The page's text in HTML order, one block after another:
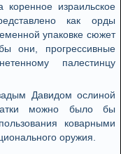
израильское
как орды
упаковке сюжет
они, прогрессивные
палестинцу
Давидом ослиной
можно было бы
коварными
оружия.